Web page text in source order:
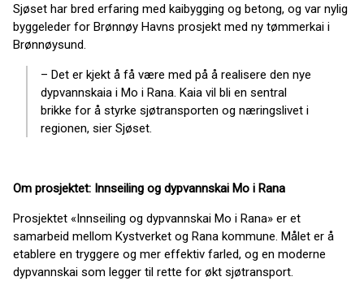
Sjøset har bred erfaring med kaibygging og betong, og var nylig
byggeleder for Brønnøy Havns prosjekt med ny tømmerkai i
Brønnøysund.
– Det er kjekt å få være med på å realisere den nye
dypvannskaia i Mo i Rana. Kaia vil bli en sentral
brikke for å styrke sjøtransporten og næringslivet i
regionen, sier Sjøset.
Om prosjektet: Innseiling og dypvannskai Mo i Rana
Prosjektet «Innseiling og dypvannskai Mo i Rana» er et
samarbeid mellom Kystverket og Rana kommune. Målet er å
etablere en tryggere og mer effektiv farled, og en moderne
dypvannskai som legger til rette for økt sjøtransport.